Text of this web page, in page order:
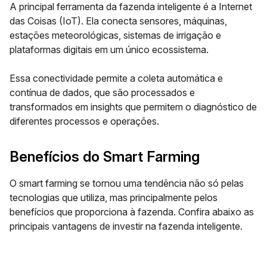
A principal ferramenta da fazenda inteligente é a Internet
das Coisas (IoT). Ela conecta sensores, máquinas,
estações meteorológicas, sistemas de irrigação e
plataformas digitais em um único ecossistema.
Essa conectividade permite a coleta automática e
contínua de dados, que são processados e
transformados em insights que permitem o diagnóstico de
diferentes processos e operações.
Benefícios do Smart Farming
O smart farming se tornou uma tendência não só pelas
tecnologias que utiliza, mas principalmente pelos
benefícios que proporciona à fazenda. Confira abaixo as
principais vantagens de investir na fazenda inteligente.